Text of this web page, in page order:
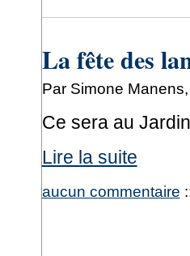
La fête des
Par Simone
Ce sera au
Lire la suite
aucun commentaire